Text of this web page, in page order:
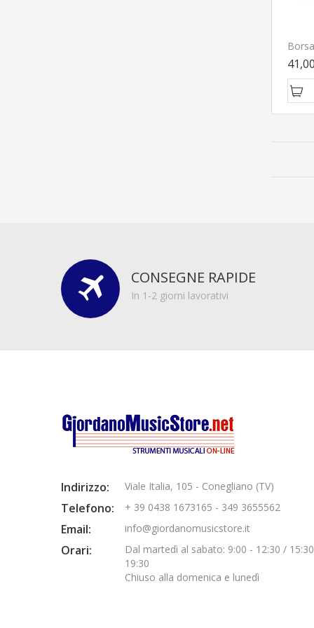
CONSEGNE RAPIDE
In 1-2 giorni lavorativi
Indirizzo: Viale Italia, 105 - Conegliano (TV)
Telefono: + 39 0438 1673165 - 349 3655562
Email: info@giordanomusicstore.it
Orari:
Dal martedì al sabato: 9:00 - 12:30 /
19:30
Chiuso alla domenica e lunedì